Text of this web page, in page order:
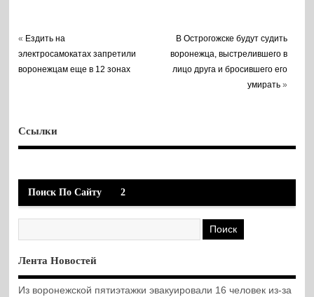
« Ездить на
электросамокатах запретили
воронежцам еще в 12 зонах
В Острогожске будут судить
воронежца, выстрелившего в
лицо друга и бросившего его
умирать »
Ссылки
Поиск По Сайту 2
Лента Новостей
Из воронежской пятиэтажки эвакуировали 16 человек из-за